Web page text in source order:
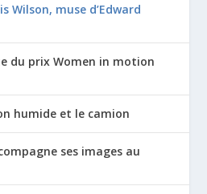
Wilson, muse d’Edward
du prix Women in motion
humide et le camion
ses images au